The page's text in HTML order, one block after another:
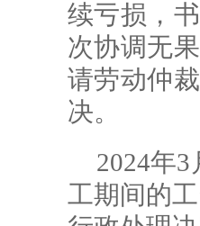
续亏损，
次协调无
请劳动仲
决。
2024年
工期间的